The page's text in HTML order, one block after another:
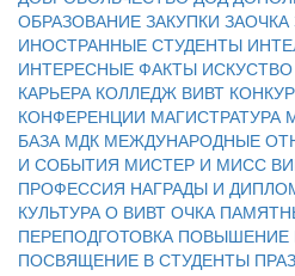
ОБРАЗОВАНИЕ ЗАКУПКИ ЗАОЧКА
ИНОСТРАННЫЕ СТУДЕНТЫ
ИНТЕРЕСНЫЕ ФАКТЫ
КАРЬЕРА КОЛЛЕДЖ ВИВТ
КОНФЕРЕНЦИИ МАГИСТРАТУРА
БАЗА МДК МЕЖДУНАРОДНЫЕ
И СОБЫТИЯ МИСТЕР И МИСС
ПРОФЕССИЯ НАГРАДЫ И
КУЛЬТУРАО ВИВТ ОЧКА
ПЕРЕПОДГОТОВКА ПОВЫШЕНИЕ
ПОСВЯЩЕНИЕ В СТУДЕНТЫ